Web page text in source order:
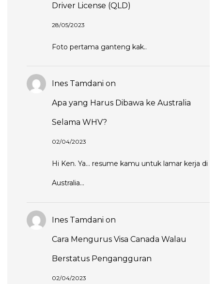
Driver License (QLD)
28/05/2023
Foto pertama ganteng kak..
Ines Tamdani on
Apa yang Harus Dibawa ke Australia
Selama WHV?
02/04/2023
Hi Ken. Ya... resume kamu untuk lamar kerja di
Australia...
Ines Tamdani on
Cara Mengurus Visa Canada Walau
Berstatus Pengangguran
02/04/2023